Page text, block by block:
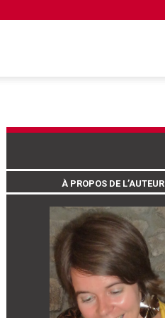
À PROPOS DE L’AUTEUR